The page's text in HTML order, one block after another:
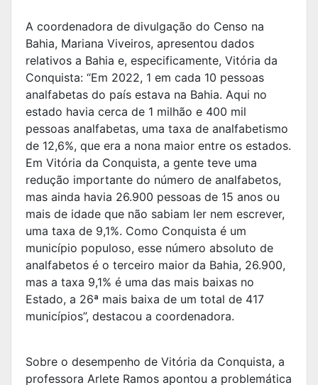
A coordenadora de divulgação do Censo na
Bahia, Mariana Viveiros, apresentou dados
relativos a Bahia e, especificamente, Vitória da
Conquista: “Em 2022, 1 em cada 10 pessoas
analfabetas do país estava na Bahia. Aqui no
estado havia cerca de 1 milhão e 400 mil
pessoas analfabetas, uma taxa de analfabetismo
de 12,6%, que era a nona maior entre os estados.
Em Vitória da Conquista, a gente teve uma
redução importante do número de analfabetos,
mas ainda havia 26.900 pessoas de 15 anos ou
mais de idade que não sabiam ler nem escrever,
uma taxa de 9,1%. Como Conquista é um
município populoso, esse número absoluto de
analfabetos é o terceiro maior da Bahia, 26.900,
mas a taxa 9,1% é uma das mais baixas no
Estado, a 26ª mais baixa de um total de 417
municípios”, destacou a coordenadora.
Sobre o desempenho de Vitória da Conquista, a
professora Arlete Ramos apontou a problemática